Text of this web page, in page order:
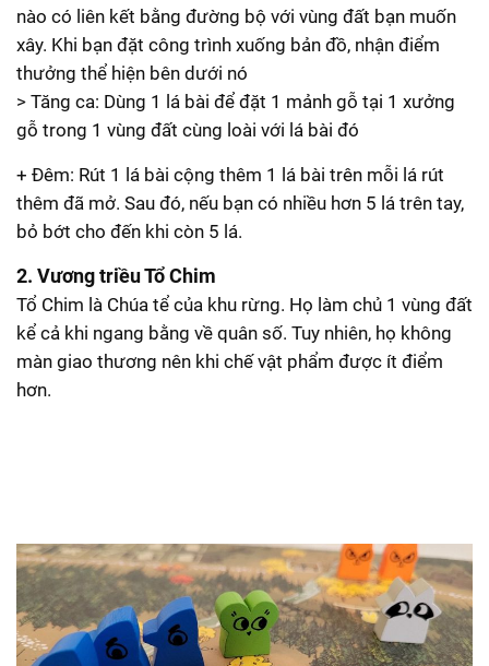
nào có liên kết bằng đường bộ với vùng đất bạn muốn
xây. Khi bạn đặt công trình xuống bản đồ, nhận điểm
thưởng thể hiện bên dưới nó
> Tăng ca: Dùng 1 lá bài để đặt 1 mảnh gỗ tại 1 xưởng
gỗ trong 1 vùng đất cùng loài với lá bài đó
+ Đêm: Rút 1 lá bài cộng thêm 1 lá bài trên mỗi lá rút
thêm đã mở. Sau đó, nếu bạn có nhiều hơn 5 lá trên tay,
bỏ bớt cho đến khi còn 5 lá.
2. Vương triều Tổ Chim
Tổ Chim là Chúa tể của khu rừng. Họ làm chủ 1 vùng đất
kể cả khi ngang bằng về quân số. Tuy nhiên, họ không
màn giao thương nên khi chế vật phẩm được ít điểm
hơn.